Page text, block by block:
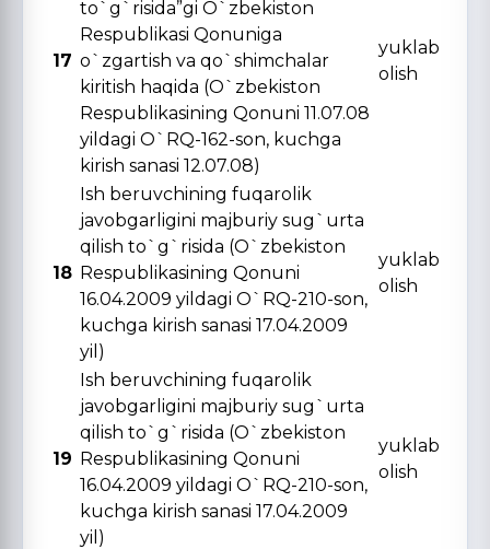
17
to`g`risida”gi O`zbekiston
Respublikasi Qonuniga
o`zgartish va qo`shimchalar
kiritish haqida (O`zbekiston
Respublikasining Qonuni 11.07.08
yildagi O`RQ-162-son, kuchga
kirish sanasi 12.07.08)
yuklab
olish
18
Ish beruvchining fuqarolik
javobgarligini majburiy sug`urta
qilish to`g`risida (O`zbekiston
Respublikasining Qonuni
16.04.2009 yildagi O`RQ-210-son,
kuchga kirish sanasi 17.04.2009
yil)
yuklab
olish
19
Ish beruvchining fuqarolik
javobgarligini majburiy sug`urta
qilish to`g`risida (O`zbekiston
Respublikasining Qonuni
16.04.2009 yildagi O`RQ-210-son,
kuchga kirish sanasi 17.04.2009
yil)
yuklab
olish